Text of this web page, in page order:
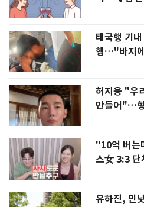
태국행 기
행…"바지
허지웅 "우
만들어"…
"10억 버
스女 3:3 단
유하진, 민